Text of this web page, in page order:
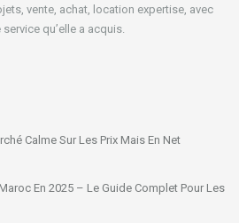
vente, achat, location expertise, avec
qu’elle a acquis.
Calme Sur Les Prix Mais En Net
En 2025 – Le Guide Complet Pour Les